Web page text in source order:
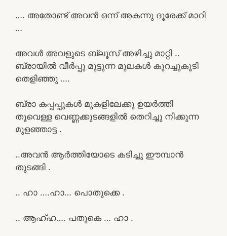
…. അതോണ്ട് അവൻ ഒന്ന് അകന്നു ദൂരേക്ക് മാറി
…
അവൾ അവളുടെ ബ്ലൂസ് അഴിച്ചു മാറ്റി ..
ബ്രായിൽ വീർപ്പു മുട്ടുന്ന മുലകൾ കുറച്ചുകൂടി
തെളിഞ്ഞു ….
ബ്രാ കപ്പപ്പുകൾ മുകളിലേക്കു ഉയർത്തി
തൂവെള്ള വെണ്ണക്കുടങ്ങളിൽ തെറിച്ചു നിക്കുന്ന
മുളഞ്ഞാട്ട .
..അവൻ ആർത്തിയോടെ കടിച്ചു ഈമ്പാൻ
തുടങ്ങി .
.. ഹാ ….ഹാ… പൊതുക്കെ .
.. ആഹ്ഹ…. പതുകെ … ഹാ .